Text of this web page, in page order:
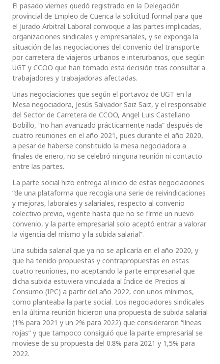
El pasado viernes quedó registrado en la Delegación
provincial de Empleo de Cuenca la solicitud formal para que
el Jurado Arbitral Laboral convoque a las partes implicadas,
organizaciones sindicales y empresariales, y se exponga la
situación de las negociaciones del convenio del transporte
por carretera de viajeros urbanos e interurbanos, que según
UGT y CCOO que han tomado esta decisión tras consultar a
trabajadores y trabajadoras afectadas.
Unas negociaciones que según el portavoz de UGT en la
Mesa negociadora, Jesús Salvador Saiz Saiz, y el responsable
del Sector de Carretera de CCOO, Angel Luis Castellano
Bobillo, “no han avanzado prácticamente nada” después de
cuatro reuniones en el año 2021, pues durante el año 2020,
a pesar de haberse constituido la mesa negociadora a
finales de enero, no se celebró ninguna reunión ni contacto
entre las partes.
La parte social hizo entrega al inicio de estas negociaciones
“de una plataforma que recogía una serie de reivindicaciones
y mejoras, laborales y salariales, respecto al convenio
colectivo previo, vigente hasta que no se firme un nuevo
convenio, y la parte empresarial solo aceptó entrar a valorar
la vigencia del mismo y la subida salarial”.
Una subida salarial que ya no se aplicaría en el año 2020, y
que ha tenido propuestas y contrapropuestas en estas
cuatro reuniones, no aceptando la parte empresarial que
dicha subida estuviera vinculada al Índice de Precios al
Consumo (IPC) a partir del año 2022, con unos mínimos,
como planteaba la parte social. Los negociadores sindicales
en la última reunión hicieron una propuesta de subida salarial
(1% para 2021 y un 2% para 2022) que consideraron “líneas
rojas” y que tampoco consiguió que la parte empresarial se
moviese de su propuesta del 0.8% para 2021 y 1,5% para
2022.